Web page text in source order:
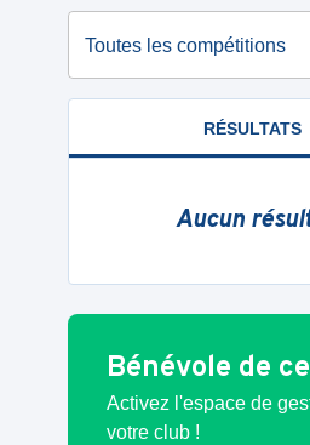
Toutes les compétitions
RÉSULTATS
Aucun
Bénévole de
Activez l'espace de
votre club !